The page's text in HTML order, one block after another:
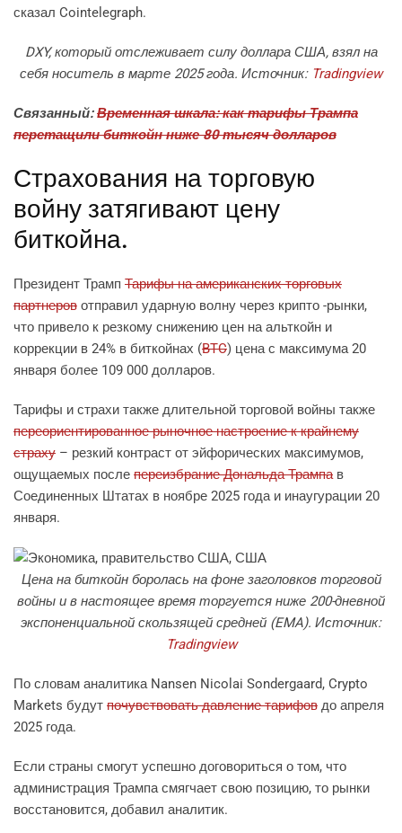
сказал Cointelegraph.
DXY, который отслеживает силу доллара США, взял на
себя носитель в марте 2025 года. Источник: Tradingview
Связанный:Временная шкала: как тарифы Трампа
перетащили биткойн ниже 80 тысяч долларов
Страхования на торговую
войну затягивают цену
биткойна.
Президент Трамп Тарифы на американских торговых
партнеров отправил ударную волну через крипто -рынки,
что привело к резкому снижению цен на альткойн и
коррекции в 24% в биткойнах (BTC) цена с максимума 20
января более 109 000 долларов.
Тарифы и страхи также длительной торговой войны также
переориентированное рыночное настроение к крайнему
страху – резкий контраст от эйфорических максимумов,
ощущаемых после переизбрание Дональда Трампав
Соединенных Штатах в ноябре 2025 года и инаугурации 20
января.
Цена на биткойн боролась на фоне заголовков торговой
войны и в настоящее время торгуется ниже 200-дневной
экспоненциальной скользящей средней (EMA). Источник:
Tradingview
По словам аналитика Nansen Nicolai Sondergaard, Crypto
Markets будут почувствовать давление тарифов до апреля
2025 года.
Если страны смогут успешно договориться о том, что
администрация Трампа смягчает свою позицию, то рынки
восстановится, добавил аналитик.